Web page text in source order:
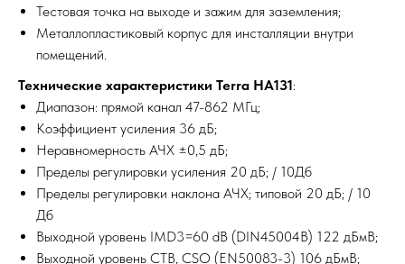
Тестовая точка на выходе и зажим для заземления;
Металлопластиковый корпус для инсталляции внутри
помещений.
Технические характеристики Terra HA131:
Диапазон: прямой канал 47-862 МГц;
Коэффициент усиления 36 дБ;
Неравномерность АЧХ ±0,5 дБ;
Пределы регулировки усиления 20 дБ; / 10Дб
Пределы регулировки наклона АЧХ; типовой 20 дБ; / 10
Дб
Выходной уровень IMD3=60 dB (DIN45004B) 122 дБмВ;
Выходной уровень CTB, CSO (EN50083-3) 106 дБмВ;